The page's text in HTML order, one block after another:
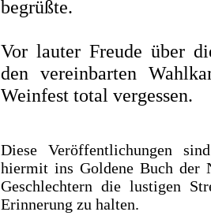
begrüßte.
Vor lauter Freude über
den vereinbarten
Weinfest total vergessen.
Diese Veröffentlichungen
hiermit ins Goldene Buch der
Geschlechtern die lustigen
Erinnerung zu halten.